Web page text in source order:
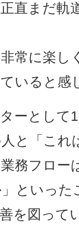
直まだ軌
常に楽し
いると感
ーとして
と「これ
務フロー
といった
を図って